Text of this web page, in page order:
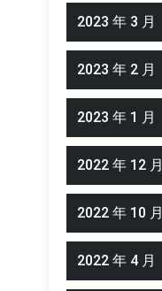
2023 年 3 月
2023 年 2 月
2023 年 1 月
2022 年 12 月
2022 年 10 月
2022 年 4 月